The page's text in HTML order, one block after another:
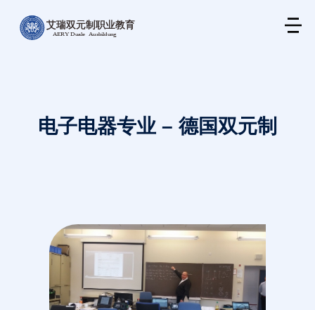
电子电器专业 – 德国双元制